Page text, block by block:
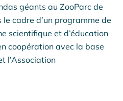
géants au ZooParc de
cadre d’un programme de
scientifique et d’éducation
coopération avec la base
l’Association